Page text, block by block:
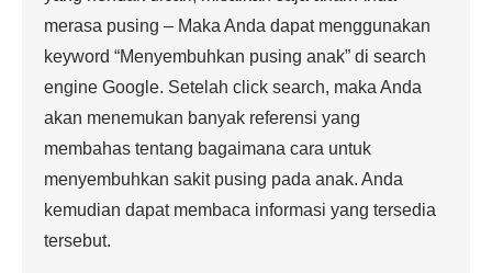
merasa pusing – Maka Anda dapat menggunakan
keyword “Menyembuhkan pusing anak” di search
engine Google. Setelah click search, maka Anda
akan menemukan banyak referensi yang
membahas tentang bagaimana cara untuk
menyembuhkan sakit pusing pada anak. Anda
kemudian dapat membaca informasi yang tersedia
tersebut.